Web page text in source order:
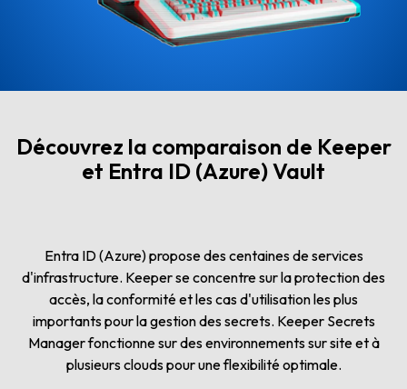
Découvrez la comparaison de Keeper
et Entra ID (Azure) Vault
Entra ID (Azure) propose des centaines de services
d'infrastructure. Keeper se concentre sur la protection des
accès, la conformité et les cas d'utilisation les plus
importants pour la gestion des secrets. Keeper Secrets
Manager fonctionne sur des environnements sur site et à
plusieurs clouds pour une flexibilité optimale.